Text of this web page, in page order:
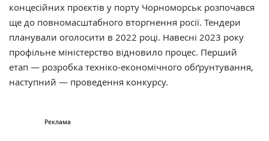
концесійних проєктів у порту Чорноморськ розпочався
ще до повномасштабного вторгнення росії. Тендери
планували оголосити в 2022 році. Навесні 2023 року
профільне міністерство відновило процес. Перший
етап — розробка техніко-економічного обґрунтування,
наступний — проведення конкурсу.